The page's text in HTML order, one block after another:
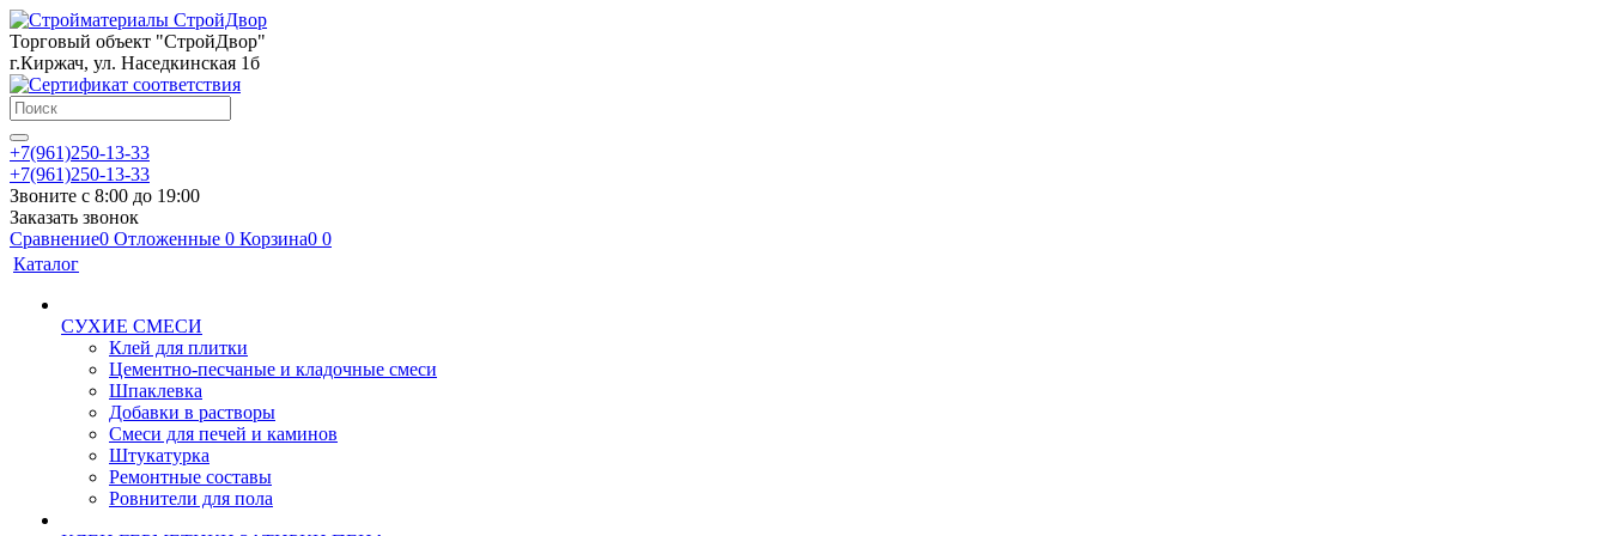
Торговый объект "СтройДвор"
г.Киржач, ул. Наседкинская 1б
+7(961)250-13-33
+7(961)250-13-33
Звоните с 8:00 до 19:00
Заказать звонок
Сравнение0 Отложенные 0 Корзина0 0
Каталог
СУХИЕ СМЕСИ
Клей для плитки
Цементно-песчаные и кладочные смеси
Шпаклевка
Добавки в растворы
Смеси для печей и каминов
Штукатурка
Ремонтные составы
Ровнители для пола